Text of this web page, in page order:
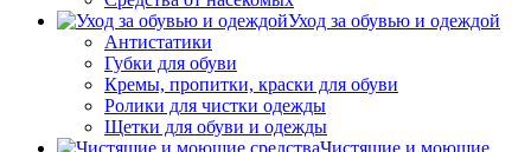
Уход за обувью и одеждой
Антистатики
Губки для обуви
Кремы, пропитки, краски для обуви
Ролики для чистки одежды
Щетки для обуви и одежды
Чистящие и моющие